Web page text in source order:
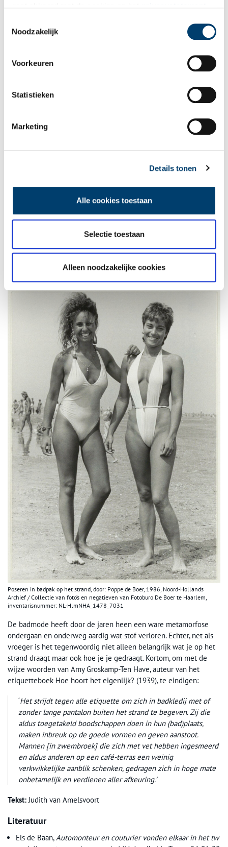
Noodzakelijk
Voorkeuren
Statistieken
Marketing
Details tonen
Alle cookies toestaan
Selectie toestaan
Alleen noodzakelijke cookies
Mozaïek in de Romeinse Villa Romana del Casale (circa 300 na Chr.) in de stad
Piazza Armerina op het eiland Sicilië.
Op Romeinse mozaïeken van circa 300 na Chr. op Sicilië is te zien
dat de bikini toen al werd gedragen. De bikini werd in de jaren
vanaf dat moment veelvuldig gebruikt. Rudi Gernreich ontwierp
in 1964 de ‘monokini’: een topless zwempak dat met twee dunne
zeventiger jaren verschijnt voor het eerst de microkini, kleine
lapjes bij elkaar gehouden met koorden.
In de jaren tachtig en negentig kreeg het badpak een
aerodynamische vormgeving en werden er diverse synthetische
rekbare materialen gebruikt. Vandaag de dag zijn er ontelbaar
veel varianten op de bikini, waaronder de tankini (met hemd-top),
de triangelbikini (driehoeken met koordjes) de bandeaubikini en
Poseren in badpak op het strand, door: Poppe de Boer, 1986, Noord-Hollands
Archief / Collectie van foto’s en negatieven van Fotoburo De Boer te Haarlem,
inventarisnummer: NL-HlmNHA_1478_7031
De badmode heeft door de jaren heen een ware metamorfose
ondergaan en onderweg aardig wat stof verloren. Echter, net als
vroeger is het tegenwoordig niet alleen belangrijk wat je op het
strand draagt maar ook hoe je je gedraagt. Kortom, om met de
wijze woorden van Amy Groskamp-Ten Have, auteur van het
etiquetteboek Hoe hoort het eigenlijk? (1939), te eindigen:
‘Het strijdt tegen alle etiquette om zich in badkledij met of
zonder lange pantalon buiten het strand te begeven. Zij die
aldus toegetakeld boodschappen doen in hun (bad)plaats,
maken inbreuk op de goede vormen en geven aanstoot.
Mannen [in zwembroek] die zich met vet hebben ingesmeerd
en aldus anderen op een café-terras een weinig
verkwikkelijke aanblik schenken, gedragen zich in hoge mate
onbetamelijk en verdienen aller afkeuring.’
Tekst:Judith van Amelsvoort
Literatuur
Els de Baan,Automonteur en couturier vonden elkaar in het tw